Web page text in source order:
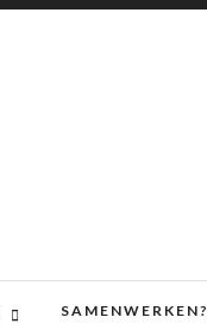
SAMENWERKEN?